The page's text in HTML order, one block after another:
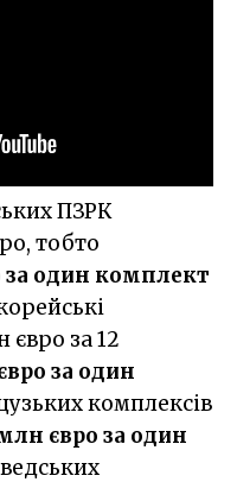
ПЗРК
тобто
за один комплект
євро за 12
за один
комплексів
євро за один